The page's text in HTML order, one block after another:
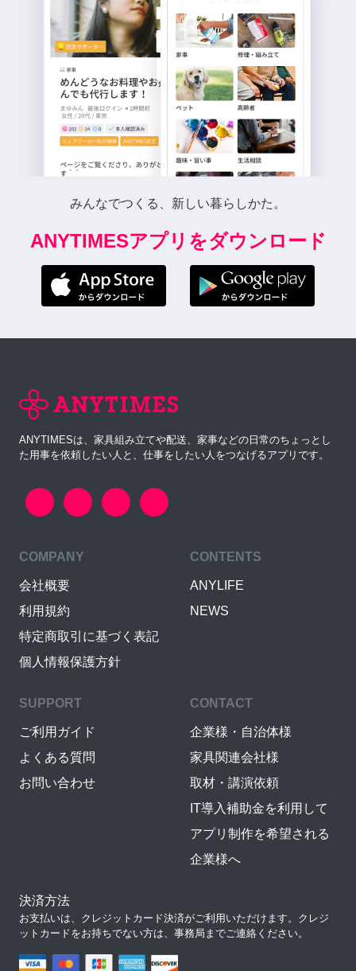
みんなでつくる、新しい暮らしかた。
ANYTIMESアプリをダウンロード
ANYTIMESは、家具組み立てや配送、家事などの日常のちょっとし
た用事を依頼したい人と、仕事をしたい人をつなげるアプリです。
COMPANY
会社概要
利用規約
特定商取引に基づく表記
個人情報保護方針
CONTENTS
ANYLIFE
NEWS
SUPPORT
ご利用ガイド
よくある質問
お問い合わせ
CONTACT
企業様・自治体様
家具関連会社様
取材・講演依頼
IT導入補助金を利用して
アプリ制作を希望される
企業様へ
決済方法
お支払いは、クレジットカード決済がご利用いただけます。クレジ
ットカードをお持ちでない方は、事務局までご連絡ください。